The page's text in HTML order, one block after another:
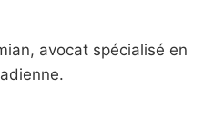
avocat spécialisé en